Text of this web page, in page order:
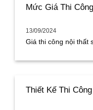
Mức Giá Thi
13/09/2024
Giá thi công nội thất
Thiết Kế Thi